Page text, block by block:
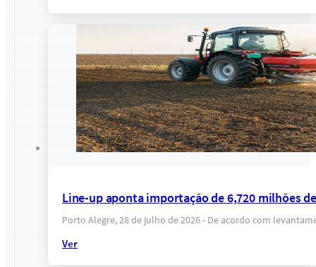
Line-up aponta importação de 6,720 milhões
Porto Alegre, 28 de julho de 2026 - De acordo com
Ver